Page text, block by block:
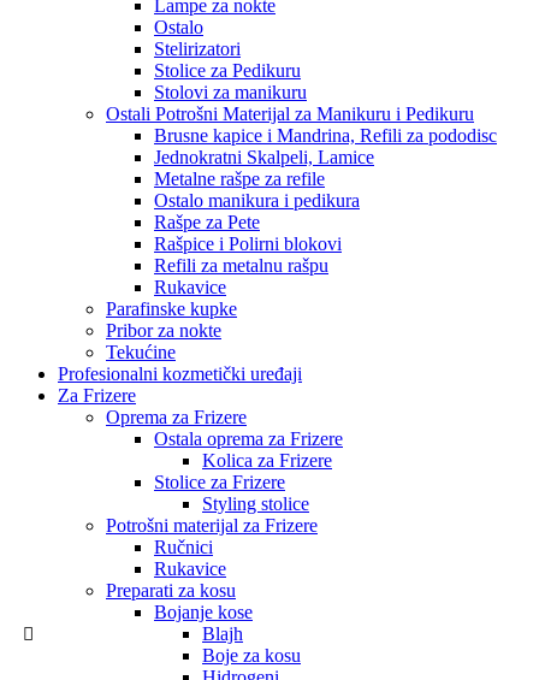
Lampe za nokte
Ostalo
Stelirizatori
Stolice za Pedikuru
Stolovi za manikuru
Ostali Potrošni Materijal za Manikuru i Pedikuru
Brusne kapice i Mandrina, Refili za pododisc
Jednokratni Skalpeli, Lamice
Metalne rašpe za refile
Ostalo manikura i pedikura
Rašpe za Pete
Rašpice i Polirni blokovi
Refili za metalnu rašpu
Rukavice
Parafinske kupke
Pribor za nokte
Tekućine
Profesionalni kozmetički uređaji
Za Frizere
Oprema za Frizere
Ostala oprema za Frizere
Kolica za Frizere
Stolice za Frizere
Styling stolice
Potrošni materijal za Frizere
Ručnici
Rukavice
Preparati za kosu
Bojanje kose
Blajh
Boje za kosu